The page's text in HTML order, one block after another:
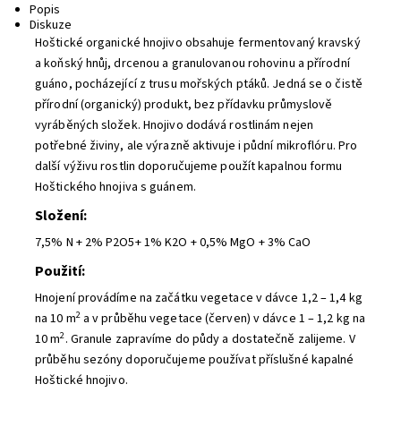
Popis
Diskuze
Hoštické organické hnojivo obsahuje fermentovaný kravský
a koňský hnůj, drcenou a granulovanou rohovinu a přírodní
guáno, pocházející z trusu mořských ptáků. Jedná se o čistě
přírodní (organický) produkt, bez přídavku průmyslově
vyráběných složek. Hnojivo dodává rostlinám nejen
potřebné živiny, ale výrazně aktivuje i půdní mikroflóru. Pro
další výživu rostlin doporučujeme použít kapalnou formu
Hoštického hnojiva s guánem.
Složení:
7,5% N + 2% P2O5+ 1% K2O + 0,5% MgO + 3% CaO
Použití:
Hnojení provádíme na začátku vegetace v dávce 1,2 – 1,4 kg
na 10 m2a v průběhu vegetace (červen) v dávce 1 – 1,2 kg na
10 m2. Granule zapravíme do půdy a dostatečně zalijeme. V
průběhu sezóny doporučujeme používat příslušné kapalné
Hoštické hnojivo.